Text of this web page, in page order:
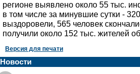
регионе выявлено около 55 тыс.
в том числе за минувшие сутки -
выздоровели, 565 человек
получили около 152 тыс. жителей
Версия для печати
Новости